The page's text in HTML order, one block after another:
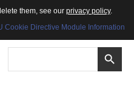
them, see our privacy policy.